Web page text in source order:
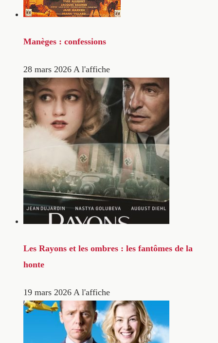
Manèges : confessions
28 mars 2026 A l'affiche
Les Rayons et les ombres : les fantômes de la
honte
19 mars 2026 A l'affiche